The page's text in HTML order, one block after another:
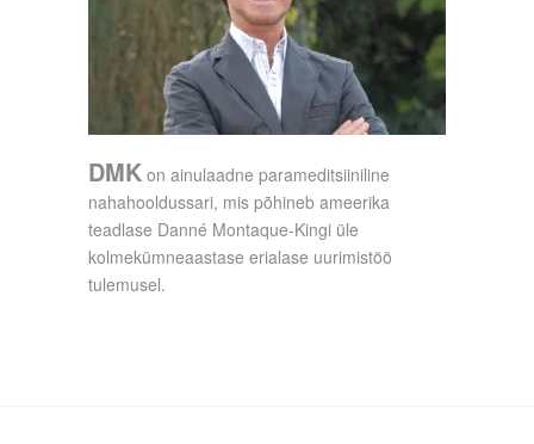
DMK on ainulaadne parameditsiiniline
nahahooldussari, mis põhineb ameerika
teadlase Danné Montaque-Kingi üle
kolmekümneaastase erialase uurimistöö
tulemusel.